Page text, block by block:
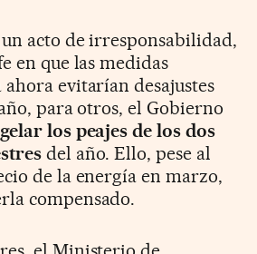
acto de irresponsabilidad,
en que las medidas
ahora evitarían desajustes
para otros, el Gobierno
los peajes de los dos
del año. Ello, pese al
de la energía en marzo,
compensado.